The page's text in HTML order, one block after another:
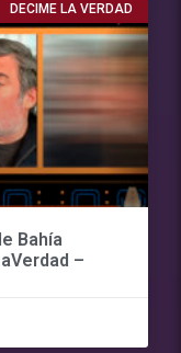
DECIME LA VERDAD
Bahía
–